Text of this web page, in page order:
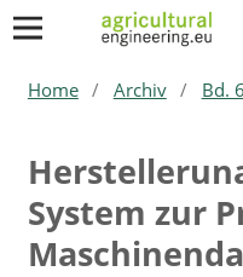
Home / Archiv / Bd.
System zur